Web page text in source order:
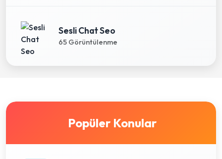
Sesli Chat Seo
65 Görüntülenme
Popüler Konular